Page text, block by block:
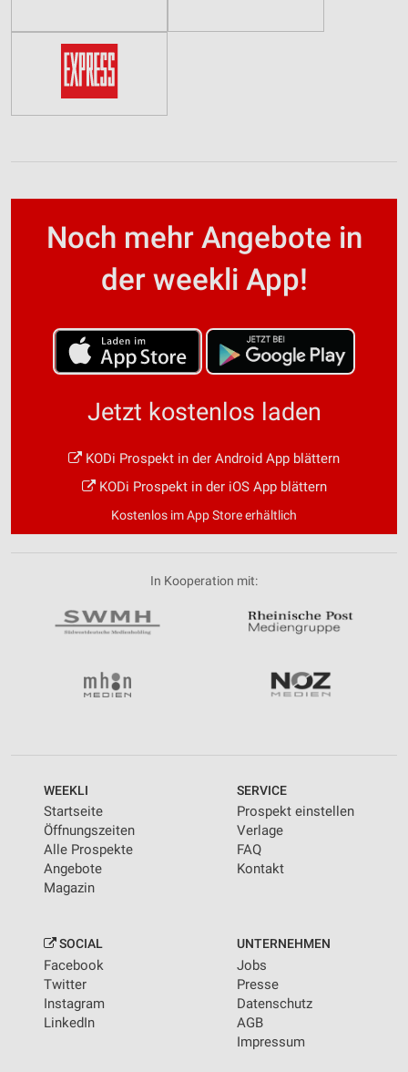
Noch mehr Angebote in
der weekli App!
Jetzt kostenlos laden
KODi Prospekt in der Android App blättern
KODi Prospekt in der iOS App blättern
Kostenlos im App Store erhältlich
In Kooperation mit:
WEEKLI
Startseite
Öffnungszeiten
Alle Prospekte
Angebote
Magazin
SERVICE
Prospekt einstellen
Verlage
FAQ
Kontakt
SOCIAL
Facebook
Twitter
Instagram
LinkedIn
UNTERNEHMEN
Jobs
Presse
Datenschutz
AGB
Impressum